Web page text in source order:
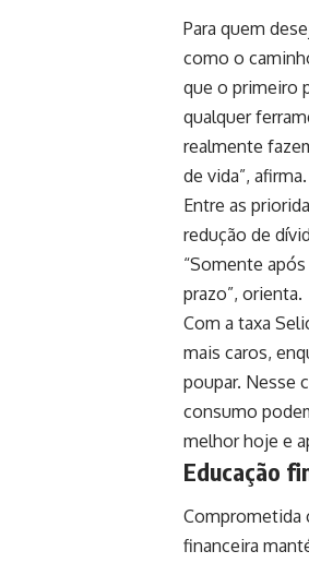
Para quem
como o
que o primeiro
qualquer
realmente
de vida”, afirma.
Entre as
redução de
“Somente
prazo”, orienta.
Com a taxa
mais caros,
poupar. Nesse
consumo
melhor hoje e
Educação
Comprometida
financeira